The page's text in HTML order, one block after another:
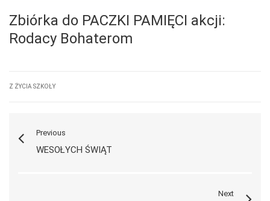
Zbiórka do PACZKI PAMIĘCI akcji:
Rodacy Bohaterom
Z ŻYCIA SZKOŁY
Previous
WESOŁYCH ŚWIĄT
Next